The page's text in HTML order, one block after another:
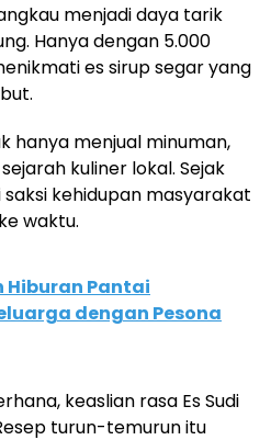
menjadi daya tarik
Hanya dengan 5.000
es sirup segar yang
hanya menjual minuman,
kuliner lokal. Sejak
kehidupan masyarakat
waktu.
Hiburan Pantai
dengan Pesona
keaslian rasa Es Sudi
turun-temurun itu